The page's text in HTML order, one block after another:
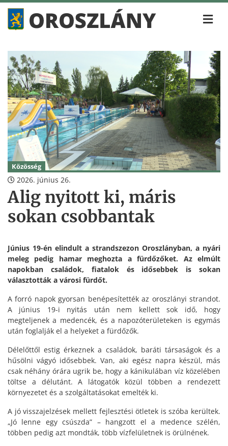
Közösség
2026. június 26.
Alig nyitott ki, máris
sokan csobbantak
Június 19-én elindult a strandszezon Oroszlányban, a nyári
meleg pedig hamar meghozta a fürdőzőket. Az elmúlt
napokban családok, fiatalok és idősebbek is sokan
választották a városi fürdőt.
A forró napok gyorsan benépesítették az oroszlányi strandot.
A június 19-i nyitás után nem kellett sok idő, hogy
megteljenek a medencék, és a napozóterületeken is egymás
után foglalják el a helyeket a fürdőzők.
Délelőttől estig érkeznek a családok, baráti társaságok és a
hűsölni vágyó idősebbek. Van, aki egész napra készül, más
csak néhány órára ugrik be, hogy a kánikulában víz közelében
töltse a délutánt. A látogatók közül többen a rendezett
környezetet és a szolgáltatásokat emelték ki.
A jó visszajelzések mellett fejlesztési ötletek is szóba kerültek.
„Jó lenne egy csúszda” – hangzott el a medence szélén,
többen pedig azt mondták, több vízfelületnek is örülnének.